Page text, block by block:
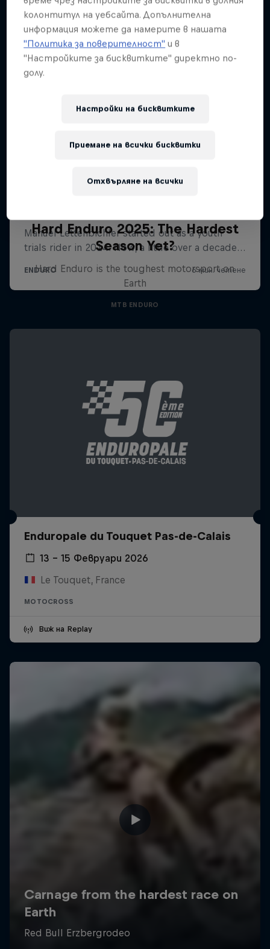
Hard Enduro 2025: The Hardest
Season Yet?
Hard Enduro is the toughest motorsport on
Earth
MTB ENDURO
Enduropale du Touquet Pas-de-Calais
13 – 15 Февруари 2026
Le Touquet, France
MOTOCROSS
Виж на Replay
колонтитул на уебсайта. Допълнителна
информация можете да намерите в нашата
"Политика за поверителност" и в
"Настройките за бисквитките" директно по-
долу.
Настройки на бисквитките
Отхвърляне на всички
Приемане на всички бисквитки